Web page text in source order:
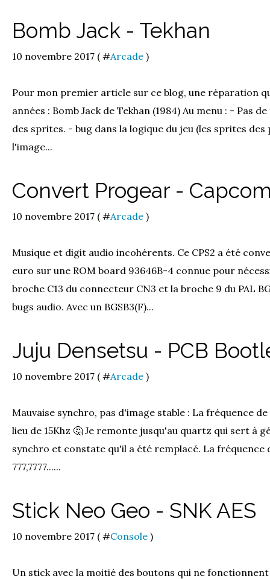
Bomb Jack - Tekhan
10 novembre 2017 ( #Arcade )
Pour mon premier article sur ce blog, une réparation
années : Bomb Jack de Tekhan (1984) Au menu : - Pas
des sprites. - bug dans la logique du jeu (les sprites
l'image...
Convert Progear -
10 novembre 2017 ( #Arcade )
Musique et digit audio incohérents. Ce CPS2 a été
euro sur une ROM board 93646B-4 connue pour
broche C13 du connecteur CN3 et la broche 9 du PAL
bugs audio. Avec un BGSB3(F)...
Juju Densetsu - PCB
10 novembre 2017 ( #Arcade )
Mauvaise synchro, pas d'image stable : La fréquence
lieu de 15Khz 🤔 Je remonte jusqu'au quartz qui sert à
synchro et constate qu'il a été remplacé. La fréquence
777,7777......
Stick Neo Geo - SNK AES
10 novembre 2017 ( #Console )
Un stick avec la moitié des boutons qui ne